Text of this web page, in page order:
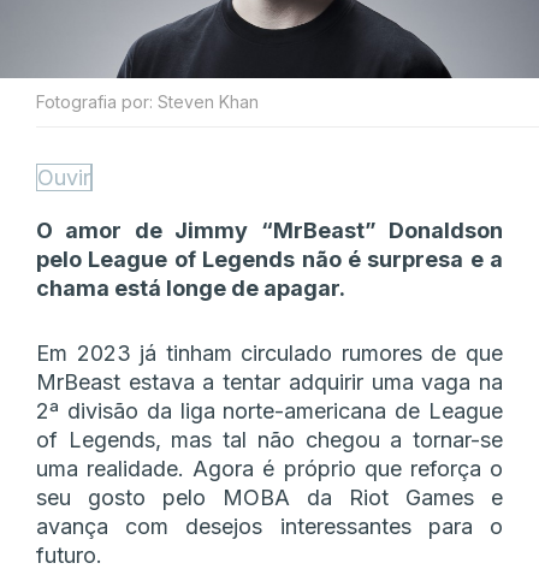
Fotografia por: Steven Khan
Ouvir
O amor de Jimmy “MrBeast” Donaldson
pelo League of Legends não é surpresa e a
chama está longe de apagar.
Em 2023 já tinham circulado rumores de que
MrBeast estava a tentar adquirir uma vaga na
2ª divisão da liga norte-americana de League
of Legends, mas tal não chegou a tornar-se
uma realidade. Agora é próprio que reforça o
seu gosto pelo MOBA da Riot Games e
avança com desejos interessantes para o
futuro.